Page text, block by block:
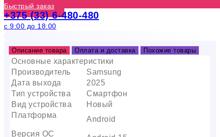
Быстрый заказ
+375 (33) 6-480-480
с 9:00 до 18:00
Описание товара Оплата и доставка Похожие товары
Основные характеристики
Производитель
Samsung
Дата выхода
2025
Тип устройства
Смартфон
Вид устройства
Новый
Платформа
Android
Версия ОС